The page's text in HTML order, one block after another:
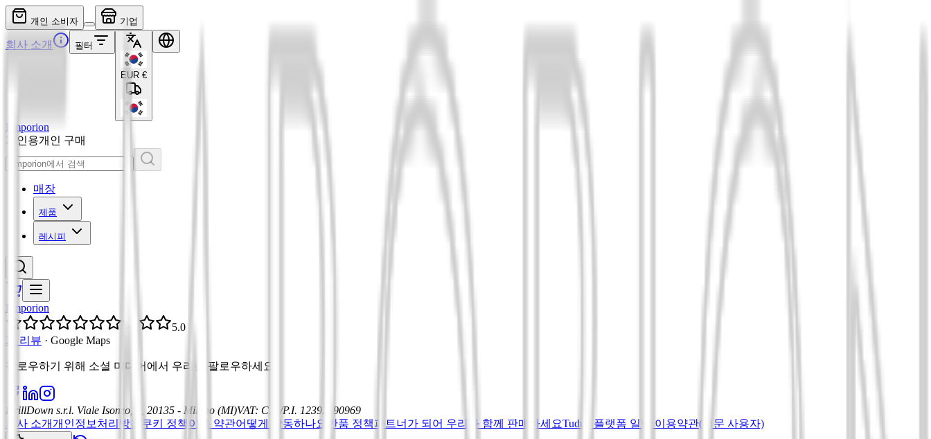
개인 소비자 기업
회사 소개 필터
EUR €
Emporion
개인용개인 구매
매장
제품
레시피
Emporion
5.0
21 리뷰 · Google Maps
팔로우하기 위해 소셜 미디어에서 우리를 팔로우하세요
DrillDown s.r.l. Viale Isonzo, 8, 20135 - Milano (MI)VAT: C.F./P.I. 12392590969
회사 소개개인정보처리방침 쿠키 정책 이용 약관어떻게 작동하나요 반품 정책파트너가 되어 우리와 함께 판매하세요Tuduu 플랫폼 일반 이용약관(전문 사용자)